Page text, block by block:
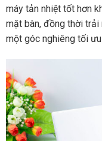
máy tản nhiệt tốt hơn
mặt bàn, đồng thời trải
một góc nghiêng tối